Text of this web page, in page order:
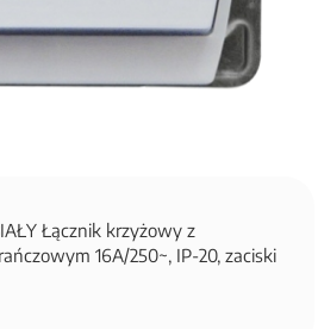
Łącznik krzyżowy z
16A/250~, IP-20, zaciski